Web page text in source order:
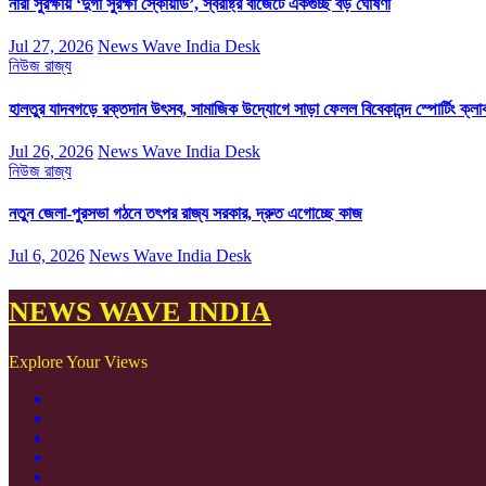
নারী সুরক্ষায় ‘দুর্গা সুরক্ষা স্কোয়াড’, স্বরাষ্ট্র বাজেটে একগুচ্ছ বড় ঘোষণা
Jul 27, 2026 News Wave India Desk
নিউজ রাজ্য
হালতুর যাদবগড়ে রক্তদান উৎসব, সামাজিক উদ্যোগে সাড়া ফেলল বিবেকানন্দ স্পোর্টিং
Jul 26, 2026 News Wave India Desk
নিউজ রাজ্য
নতুন জেলা-পুরসভা গঠনে তৎপর রাজ্য সরকার, দ্রুত এগোচ্ছে কাজ
Jul 6, 2026 News Wave India Desk
NEWS WAVE INDIA
Explore Your Views